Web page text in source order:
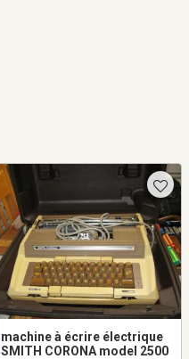
machine à écrire électrique
SMITH CORONA model 2500